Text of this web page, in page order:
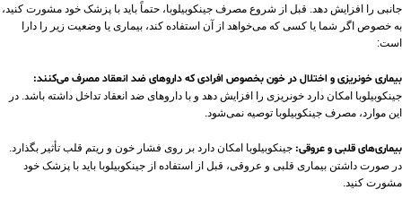
جانبی را افزایش دهد. قبل از شروع مصرف جینکوبیلوبا، حتماً باید با پزشک خود مشورت کنید،
به خصوص اگر شما یا کسی که می‌خواهد از آن استفاده کند، بیماری یا وضعیت زیر را دارا
است:
بیماری خونریزی و اختلال در خون بخصوص افرادی که داروهای ضد انعقاد مصرف می‌کنند:
جینکوبیلوبا امکان دارد خونریزی را افزایش دهد و با داروهای ضد انعقاد تداخل داشته باشد. در
این موارد، مصرف جینکوبیلوبا توصیه نمی‌شود.
بیماری‌های قلبی و عروقی: جینکوبیلوبا امکان دارد بر روی فشار خون و ریتم قلب تأثیر بگذارد.
در صورت داشتن بیماری قلبی و عروقی، قبل از استفاده از جینکوبیلوبا باید با پزشک خود
مشورت کنید.